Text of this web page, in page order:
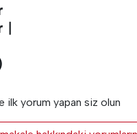
|
ilk yorum yapan siz olun